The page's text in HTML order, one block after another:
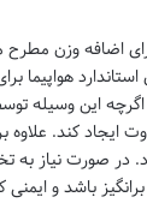
اضافه وزن
هواپیما
این وسیله
ایجاد کند.
صورت نیاز به
باشد و